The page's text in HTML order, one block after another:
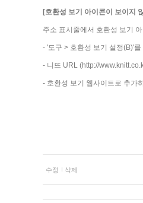
[호환성 보기 아이콘이 보이지
주소 표시줄에서 호환성 보기
- '도구 > 호환성 보기 설정(B)'
- 니뜨 URL (http://
- 호환성 보기 웹사이트로 추가
수정 삭제